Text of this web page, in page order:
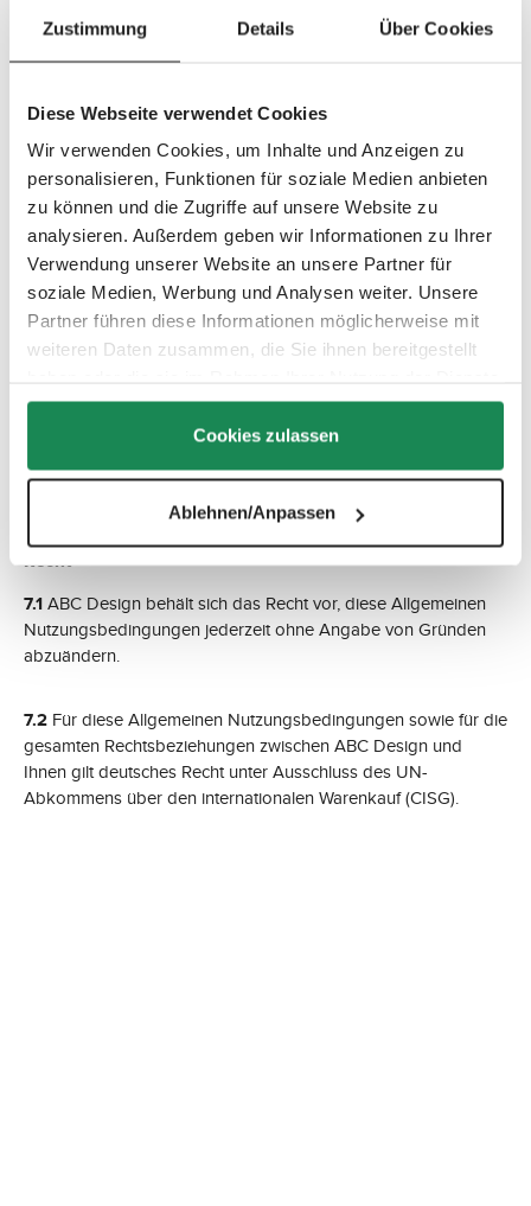
Zustimmung Details Über Cookies
Diese Webseite verwendet Cookies
Wir verwenden Cookies, um Inhalte und Anzeigen zu
personalisieren, Funktionen für soziale Medien anbieten
zu können und die Zugriffe auf unsere Website zu
analysieren. Außerdem geben wir Informationen zu Ihrer
Verwendung unserer Website an unsere Partner für
soziale Medien, Werbung und Analysen weiter. Unsere
Partner führen diese Informationen möglicherweise mit
weiteren Daten zusammen, die Sie ihnen bereitgestellt
gesammelt haben.
Cookies zulassen
Ablehnen/Anpassen
5. Verweise und Links
nach den allgemeinen Gesetzen verantwortlich. Von diesen
eigenen Inhalten sind Querverweise ("Links") auf die von
anderen Anbietern bereitgehaltenen Inhalte zu unterscheiden.
Durch den Querverweis hält ABC Design insoweit "fremde
Inhalte" zur Nutzung bereit. ABC Design macht sich diese
erreichbaren Seiten Dritter aber nicht zu Eigen und ist für deren
Inhalte nicht verantwortlich.
6. Datenschutz
personenbezogenen Daten erfolgt nach Maßgabe der
gesetzlichen Bestimmungen zum Datenschutz. Die Einzelheiten
Design.
7. Änderung der Nutzungsbedingungen, anwendbares
Recht
7.1ABC Design behält sich das Recht vor, diese Allgemeinen
Nutzungsbedingungen jederzeit ohne Angabe von Gründen
abzuändern.
7.2 Für diese Allgemeinen Nutzungsbedingungen sowie für die
gesamten Rechtsbeziehungen zwischen ABC Design und
Ihnen gilt deutsches Recht unter Ausschluss des UN-
Abkommens über den internationalen Warenkauf (CISG).